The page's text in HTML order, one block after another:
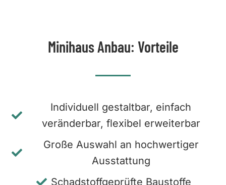
Minihaus Anbau: Vorteile
Individuell gestaltbar, einfach
veränderbar, flexibel erweiterbar
Große Auswahl an hochwertiger
Ausstattung
Schadstoffgeprüfte Baustoffe